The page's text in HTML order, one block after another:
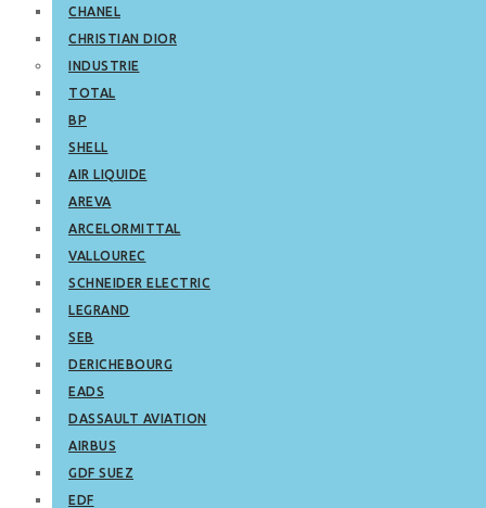
CHANEL
CHRISTIAN DIOR
INDUSTRIE
TOTAL
BP
SHELL
AIR LIQUIDE
AREVA
ARCELORMITTAL
VALLOUREC
SCHNEIDER ELECTRIC
LEGRAND
SEB
DERICHEBOURG
EADS
DASSAULT AVIATION
AIRBUS
GDF SUEZ
EDF